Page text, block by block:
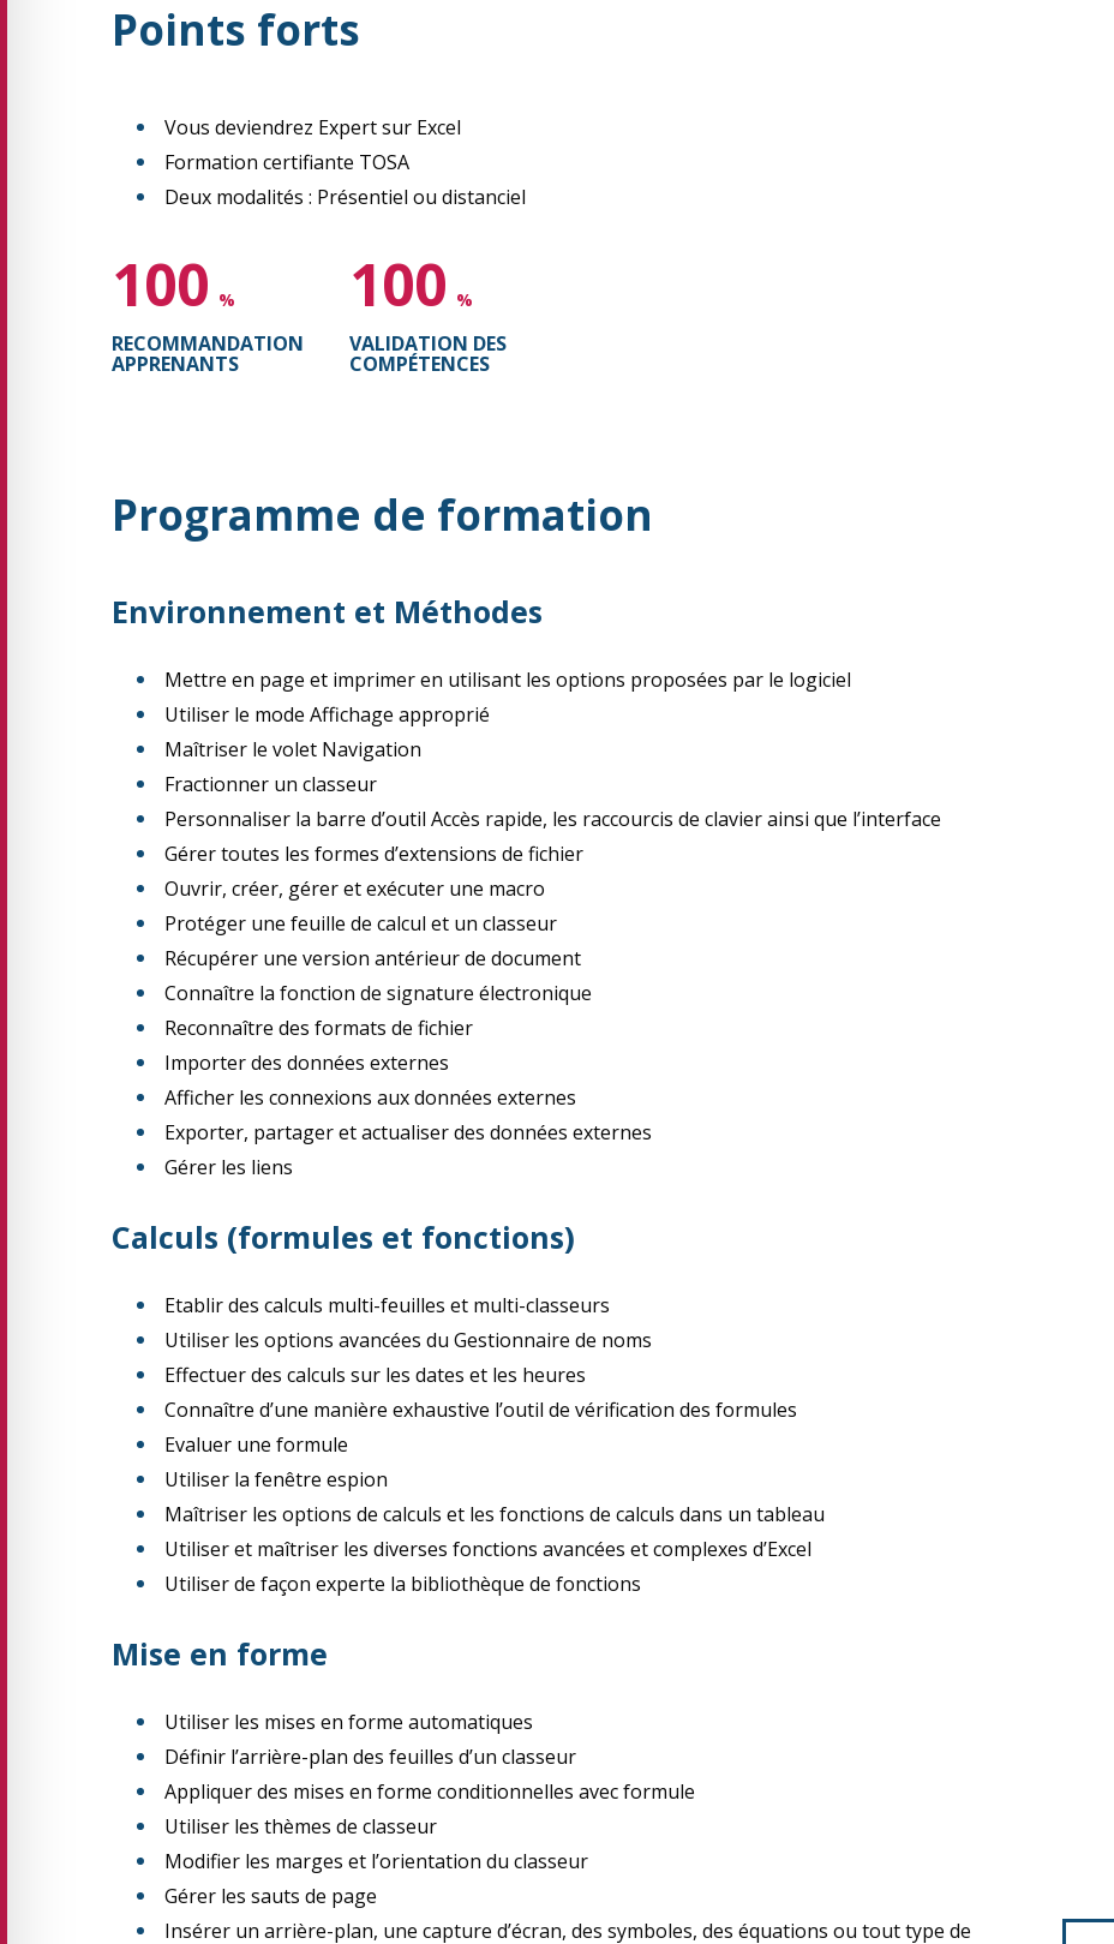
Points forts
Vous deviendrez Expert sur Excel
Formation certifiante TOSA
Deux modalités : Présentiel ou distanciel
100 %
RECOMMANDATION
APPRENANTS
100 %
VALIDATION DES
COMPÉTENCES
Programme de formation
Environnement et Méthodes
Mettre en page et imprimer en utilisant les options proposées par le logiciel
Utiliser le mode Affichage approprié
Maîtriser le volet Navigation
Fractionner un classeur
Personnaliser la barre d’outil Accès rapide, les raccourcis de clavier ainsi que l’interface
Gérer toutes les formes d’extensions de fichier
Ouvrir, créer, gérer et exécuter une macro
Protéger une feuille de calcul et un classeur
Récupérer une version antérieur de document
Connaître la fonction de signature électronique
Reconnaître des formats de fichier
Importer des données externes
Afficher les connexions aux données externes
Exporter, partager et actualiser des données externes
Gérer les liens
Calculs (formules et fonctions)
Etablir des calculs multi-feuilles et multi-classeurs
Utiliser les options avancées du Gestionnaire de noms
Effectuer des calculs sur les dates et les heures
Connaître d’une manière exhaustive l’outil de vérification des formules
Evaluer une formule
Utiliser la fenêtre espion
Maîtriser les options de calculs et les fonctions de calculs dans un tableau
Utiliser et maîtriser les diverses fonctions avancées et complexes d’Excel
Utiliser de façon experte la bibliothèque de fonctions
Mise en forme
Utiliser les mises en forme automatiques
Définir l’arrière-plan des feuilles d’un classeur
Appliquer des mises en forme conditionnelles avec formule
Utiliser les thèmes de classeur
Modifier les marges et l’orientation du classeur
Gérer les sauts de page
Insérer un arrière-plan, une capture d’écran, des symboles, des équations ou tout type de